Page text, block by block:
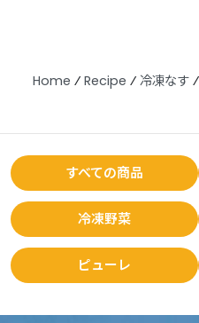
Home ⁄ Recipe ⁄ 冷凍なす ⁄
すべての商品
冷凍野菜
ピューレ